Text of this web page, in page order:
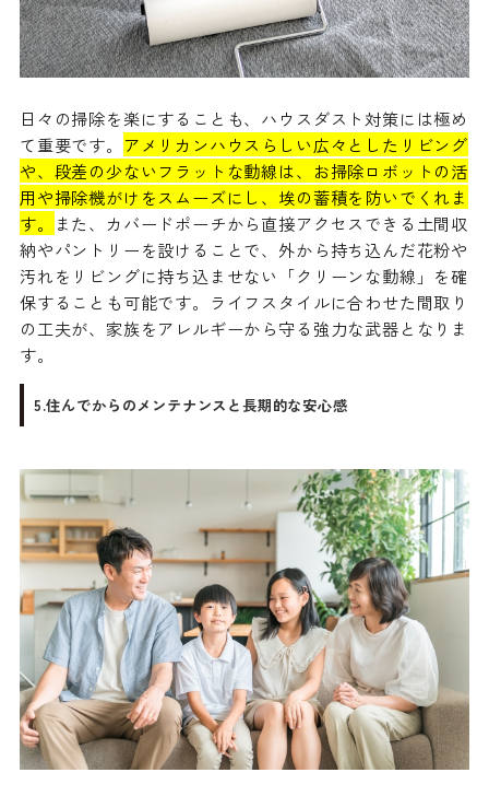
日々の掃除を楽にすることも、ハウスダスト対策には極め
て重要です。 アメリカンハウスらしい広々としたリビング
や、段差の少ないフラットな動線は、お掃除ロボットの活
用や掃除機がけをスムーズにし、埃の蓄積を防いでくれま
す。
また、カバードポーチから直接アクセスできる土間収
納やパントリーを設けることで、外から持ち込んだ花粉や
汚れをリビングに持ち込ませない「クリーンな動線」を確
保することも可能です。ライフスタイルに合わせた間取り
の工夫が、家族をアレルギーから守る強力な武器となりま
す。
5.住んでからのメンテナンスと長期的な安心感